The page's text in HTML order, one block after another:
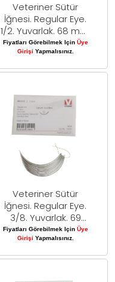
Veteriner Sütür
İğnesi. Regular Eye.
1/2. Yuvarlak. 68 mm.
10/pk
Fiyatları Görebilmek Için Üye
Girişi Yapmalısınız.
Veteriner Sütür
İğnesi. Regular Eye.
3/8. Yuvarlak. 69
mm. 10/pk
Fiyatları Görebilmek Için Üye
Girişi Yapmalısınız.